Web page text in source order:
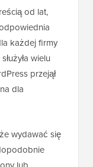
od lat,
każdej firmy
wielu
przejął
dla
wydawać się